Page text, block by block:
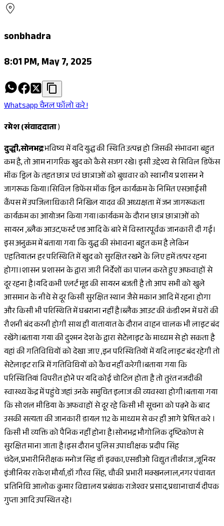
sonbhadra
8:01 PM, May 7, 2025
Whatsapp चैनल फॉलो करे !
रमेश (संवाददाता)
दुद्धी,सोनभद्र:भविष्य में यदि युद्ध की स्थिति उत्पन्न हो जिसकी संभावना बहुत
कम है, तो आम नागरिक खुद को कैसे सजग रखे। इसी उद्देश्य से सिविल डिफेंस
मॉक ड्रिल के तहत छात्र एवं छात्राओं को बुधवार को स्थानीय प्रशासन ने
जागरूक किया।सिविल डिफेंस मॉक ड्रिल कार्यक्रम के निमित एसआईसी
कैंपस में उपजिलाधिकारी निखिल यादव की अध्यक्षता में जन जागरूकता
कार्यक्रम का आयोजन किया गया।कार्यकम के दौरान छात्र छात्राओं को
सायरन ,ब्लैक आउट,फर्स्ट एड आदि के बारे में विस्तारपूर्वक जानकारी दी गई।
इस अनुक्रम में बताया गया कि युद्ध की संभावना बहुत कम है लेकिन
एहतियातन हर परिस्थिति में खुद को सुरक्षित रखने के लिए हमें तत्पर रहना
होगा।शासन प्रशासन के द्वारा जारी निर्देशों का पालन करते हुए अफवाहों से
दूर रहना है।यदि कभी एलर्ट मूड की सायरन बजती है तो आप सभी को खुले
आसमान के नीचे से दूर किसी सुरक्षित स्थान जैसे मकान आदि में रहना होगा
और किसी भी परिस्थिति में घबराना नहीं है।ब्लैक आउट की कंडीशन में घरों की
रौशनी बंद करनी होगी साथ ही यातायात के दौरान वाहन चालक भी लाइट बंद
रखेंगे।बताया गया की दुश्मन देश के द्वारा सेटेलाइट के माध्यम से हो सकता है
यहां की गतिविधियों को देखा जाए ,इन परिस्थितियों में यदि लाइट बंद रहेगी तो
सेटेलाइट रात्रि में गतिविधियों को कैच नहीं करेगी।बताया गया कि
परिस्थितियां विपरीत होने पर यदि कोई चोटिल होता है तो तुरंत नजदीकी
स्वास्थ्य केंद्र में पहुंचे जहां उनके समुचित इलाज की व्यवस्था होगी।बताया गया
कि सोशल मीडिया के अफवाहों से दूर रहे किसी भी सूचना को पढ़ने के बाद
उसकी सत्यता की जानकारी डायल 112 के माध्यम से कर ही आगे प्रेषित करे ।
किसी भी व्यक्ति को पैनिक नहीं होना है।सोनभद्र भौगोलिक दृष्टिकोण से
सुरक्षित माना जाता है।इस दौरान पुलिस उपाधीक्षक प्रदीप सिंह
चंदेल,प्रभारीनिरीक्षक मनोज सिंह डॉ इक्का,एसडीओ विद्युत तीर्थराज ,जूनियर
इंजीनियर राकेश मौर्या,डॉ गौरव सिंह, चौकी प्रभारी मक्खनलाल,नगर पंचायत
प्रतिनिधि आलोक कुमार विद्यालय प्रबंधक राजेश्वर प्रसाद,प्रधानाचार्य दीपक
गुप्ता आदि उपस्थित रहे।